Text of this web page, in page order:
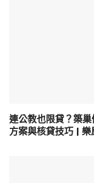
連公教也限貸？築
方案與核貸技巧 | 樂